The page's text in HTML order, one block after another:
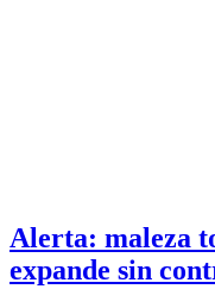
Alerta: maleza
expande sin